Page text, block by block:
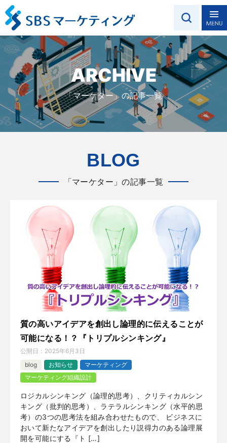
ARCHIVE
「マーケター」の記事一覧
BLOG
「マーケター」の記事一覧
質の高いアイデアを創出し論理的に伝えることが
可能になる！？『トリプルシンキング』
公開日： 2025年6月3日
blog
お知らせ
マーケティング
マーケティング組織設計
ロジカルシンキング（論理的思考）、クリティカルシン
キング（批判的思考）、ラテラルシンキング（水平的思
考）の3つの思考法を組み合わせたもので、 ビジネスに
おいて新たなアイデアを創出したり説得力のある論理展
開を可能にする『ト […]